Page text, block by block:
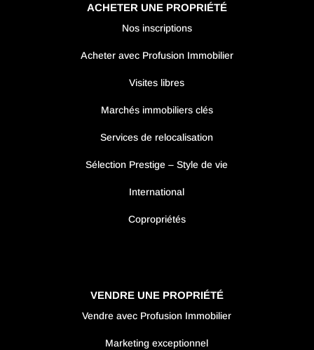
ACHETER UNE PROPRIÉTÉ
Nos inscriptions
Acheter avec Profusion Immobilier
Visites libres
Marchés immobiliers clés
Services de relocalisation
Sélection Prestige – Style de vie
International
Copropriétés
VENDRE UNE PROPRIÉTÉ
Vendre avec Profusion Immobilier
Marketing exceptionnel